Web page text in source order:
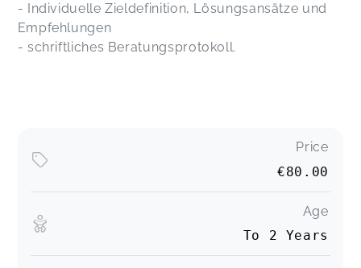
- Individuelle Zieldefinition, Lösungsansätze und
Empfehlungen
- schriftliches Beratungsprotokoll.
Price
€80.00
Age
To 2 Years